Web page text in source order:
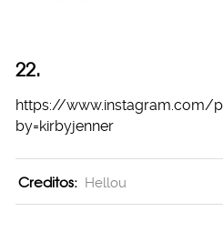
22.
https://www.instagram.com/
by=kirbyjenner
Creditos: Hellou